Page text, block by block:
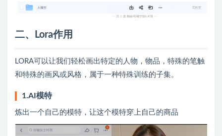
二、Lora作用
LORA可以让我们轻松画出特定的人物，物品，特殊的笔触
和特殊的画风或风格，属于一种特殊训练的子集。
1.AI模特
炼出一个自己的模特，让这个模特穿上自己的商品